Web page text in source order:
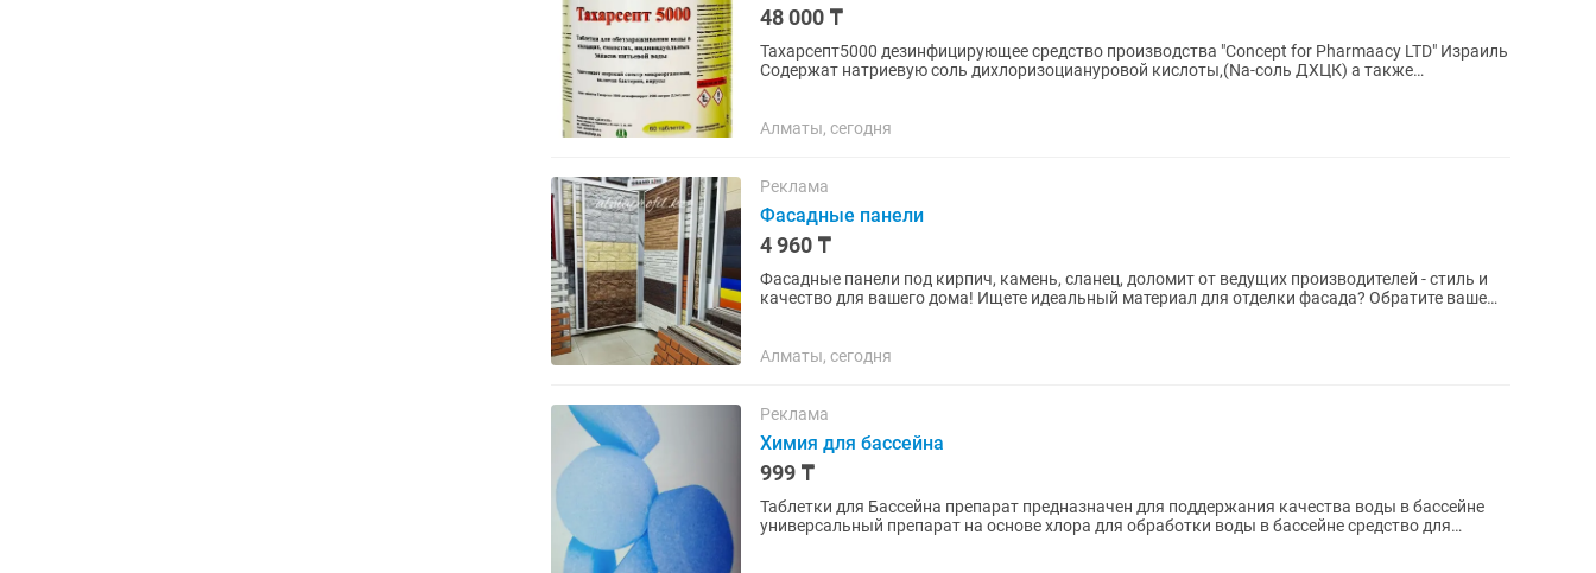
48 000 ₸
Тахарсепт5000 дезинфицирующее средство производства "Concept for Pharmaacy LTD" Израиль
Содержат натриевую соль дихлоризоциануровой кислоты,(Na-соль ДХЦК) а также
Алматы, сегодня
Реклама
Фасадные панели
4 960 ₸
Фасадные панели под кирпич, камень, сланец, доломит от ведущих производителей - стиль и
качество для вашего дома! Ищете идеальный материал для отделки фасада? Обратите ваше
Алматы, сегодня
Реклама
Химия для бассейна
999 ₸
Таблетки для Бассейна препарат предназначен для поддержания качества воды в бассейне
универсальный препарат на основе хлора для обработки воды в бассейне средство для